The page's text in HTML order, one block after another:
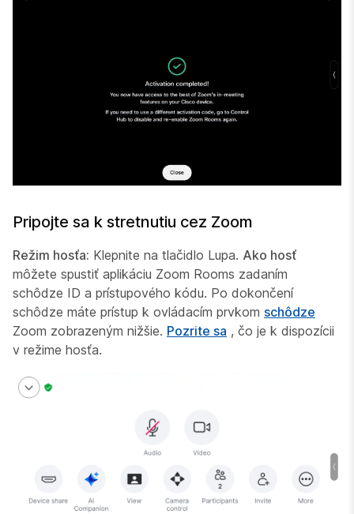
Pripojte sa k stretnutiu cez Zoom
Režim hosťa: Klepnite na tlačidlo Lupa. Ako hosť
môžete spustiť aplikáciu Zoom Rooms zadaním
schôdze ID a prístupového kódu. Po dokončení
schôdze máte prístup k ovládacím prvkom schôdze
Zoom zobrazeným nižšie. Pozrite sa , čo je k dispozícii
v režime hosťa.